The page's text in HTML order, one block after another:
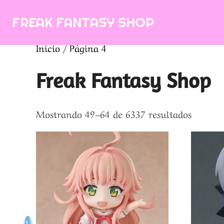
contenido
FREAK FANTASY SHOP
Inicio/ Página 4
Freak Fantasy Shop
Mostrando 49–64 de 6337 resultados
por
últimos